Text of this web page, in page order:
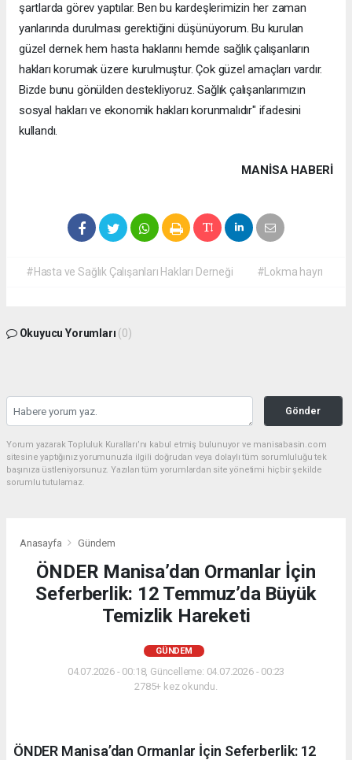
şartlarda görev yaptılar. Ben bu kardeşlerimizin her zaman
yanlarında durulması gerektiğini düşünüyorum. Bu kurulan
güzel dernek hem hasta haklarını hemde sağlık çalışanların
hakları korumak üzere kurulmuştur. Çok güzel amaçları vardır.
Bizde bunu gönülden destekliyoruz. Sağlık çalışanlarımızın
sosyal hakları ve ekonomik hakları korunmalıdır" ifadesini
kullandı.
MANISA HABERİ
#Hasta ve Sağlık Çalışanları Hakları Derneği #Lokma hayrı
Okuyucu Yorumları (0)
Gönder
Yorum yazarak Topluluk Kuralları’nı kabul etmiş bulunuyor ve manisabasin.com
sitesine yaptığınız yorumunuzla ilgili doğrudan veya dolaylı tüm sorumluluğu tek
başınıza üstleniyorsunuz. Yazılan tüm yorumlardan site yönetimi hiçbir şekilde
sorumlu tutulamaz.
Anasayfa Gündem
ÖNDER Manisa’dan Ormanlar İçin
Seferberlik: 12 Temmuz’da Büyük
Temizlik Hareketi
GÜNDEM
04.07.2026 - 00:18, Güncelleme: 04.07.2026 - 00:23
2785+ kez okundu.
ÖNDER Manisa’dan Ormanlar İçin Seferberlik: 12